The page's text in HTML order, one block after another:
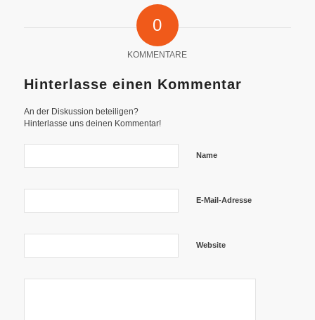
0
KOMMENTARE
Hinterlasse einen Kommentar
An der Diskussion beteiligen?
Hinterlasse uns deinen Kommentar!
Name
E-Mail-Adresse
Website